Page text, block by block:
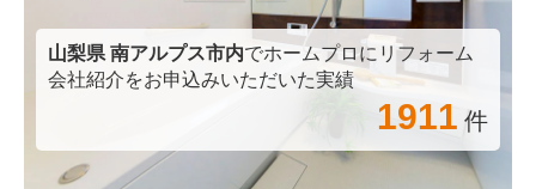
山梨県 南アルプス市内でホームプロにリフォーム
会社紹介をお申込みいただいた実績
1911 件